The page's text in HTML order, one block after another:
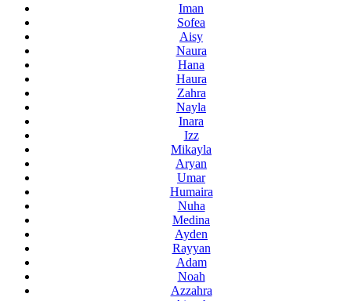
Iman
Sofea
Aisy
Naura
Hana
Haura
Zahra
Nayla
Inara
Izz
Mikayla
Aryan
Umar
Humaira
Nuha
Medina
Ayden
Rayyan
Adam
Noah
Azzahra